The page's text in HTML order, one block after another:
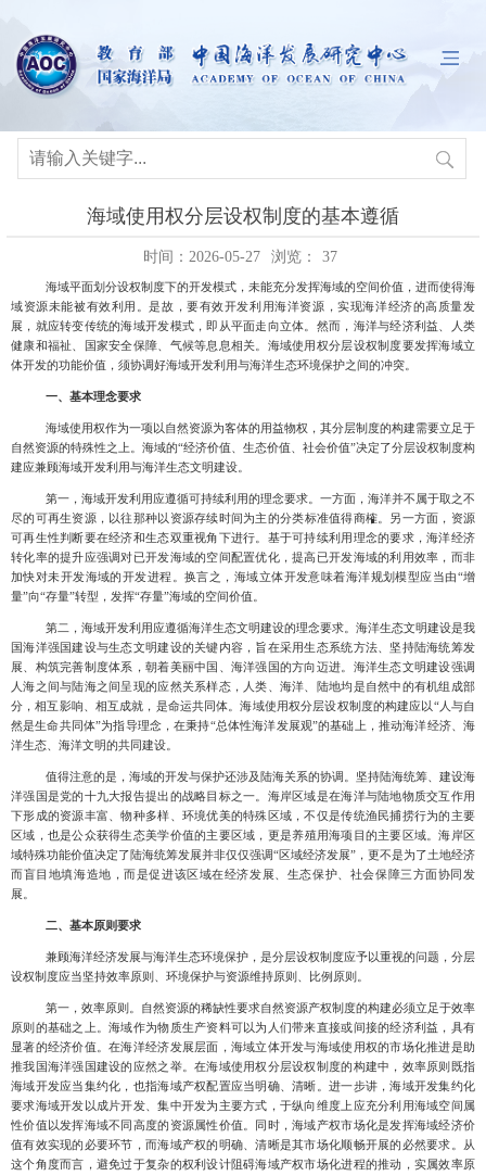
海域使用权分层设权制度的基本遵循
时间：2026-05-27 浏览： 37
海域平面划分设权制度下的开发模式，未能充分发挥海域的空间价值，进而使得海
域资源未能被有效利用。是故，要有效开发利用海洋资源，实现海洋经济的高质量发
展，就应转变传统的海域开发模式，即从平面走向立体。然而，海洋与经济利益、人类
健康和福祉、国家安全保障、气候等息息相关。海域使用权分层设权制度要发挥海域立
体开发的功能价值，须协调好海域开发利用与海洋生态环境保护之间的冲突。
一、基本理念要求
海域使用权作为一项以自然资源为客体的用益物权，其分层制度的构建需要立足于
自然资源的特殊性之上。海域的“经济价值、生态价值、社会价值”决定了分层设权制度构
建应兼顾海域开发利用与海洋生态文明建设。
第一，海域开发利用应遵循可持续利用的理念要求。一方面，海洋并不属于取之不
尽的可再生资源，以往那种以资源存续时间为主的分类标准值得商榷。另一方面，资源
可再生性判断要在经济和生态双重视角下进行。基于可持续利用理念的要求，海洋经济
转化率的提升应强调对已开发海域的空间配置优化，提高已开发海域的利用效率，而非
加快对未开发海域的开发进程。换言之，海域立体开发意味着海洋规划模型应当由“增
量”向“存量”转型，发挥“存量”海域的空间价值。
第二，海域开发利用应遵循海洋生态文明建设的理念要求。海洋生态文明建设是我
国海洋强国建设与生态文明建设的关键内容 ，旨在采用生态系统方法、坚持陆海统筹发
展、构筑完善制度体系，朝着美丽中国、海洋强国的方向迈进。海洋生态文明建设强调
人海之间与陆海之间呈现的应然关系样态，人类、海洋、陆地均是自然中的有机组成部
分，相互影响、相互成就，是命运共同体。海域使用权分层设权制度的构建应以“人与自
然是生命共同体”为指导理念，在秉持“总体性海洋发展观”的基础上，推动海洋经济、海
洋生态、海洋文明的共同建设。
值得注意的是，海域的开发与保护还涉及陆海关系的协调。坚持陆海统筹、建设海
洋强国是党的十九大报告提出的战略目标之一。 海岸区域是在海洋与陆地物质交互作用
下形成的资源丰富、物种多样、环境优美的特殊区域，不仅是传统渔民捕捞行为的主要
区域，也是公众获得生态美学价值的主要区域，更是养殖用海项目的主要区域。海岸区
域特殊功能价值决定了陆海统筹发展并非仅仅强调“区域经济发展” ，更不是为了土地经济
而盲目地填海造地，而是促进该区域在经济发展、生态保护、社会保障三方面协同发
展。
二、基本原则要求
兼顾海洋经济发展与海洋生态环境保护，是分层设权制度应予以重视的问题，分层
设权制度应当坚持效率原则、环境保护与资源维持原则、比例原则。
第一，效率原则。 自然资源的稀缺性要求自然资源产权制度的构建必须立足于效率
原则的基础之上。海域作为物质生产资料可以为人们带来直接或间接的经济利益，具有
显著的经济价值。在海洋经济发展层面，海域立体开发与海域使用权的市场化推进是助
推我国海洋强国建设的应然之举。在海域使用权分层设权制度的构建中，效率原则既指
海域开发应当集约化，也指海域产权配置应当明确、清晰。进一步讲，海域开发集约化
要求海域开发以成片开发、集中开发为主要方式，于纵向维度上应充分利用海域空间属
性价值以发挥海域不同高度的资源属性价值。同时，海域产权市场化是发挥海域经济价
值有效实现的必要环节，而海域产权的明确、清晰是其市场化顺畅开展的必然要求。从
这个角度而言，避免过于复杂的权利设计阻碍海域产权市场化进程的推动，实属效率原